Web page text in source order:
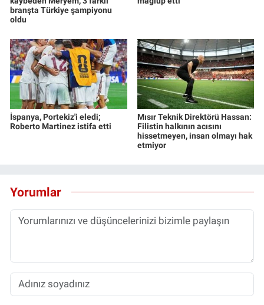
branşta Türkiye şampiyonu
oldu
İspanya, Portekiz'i eledi;
Roberto Martinez istifa etti
Mısır Teknik Direktörü Hassan:
Filistin halkının acısını
hissetmeyen, insan olmayı hak
etmiyor
Yorumlar